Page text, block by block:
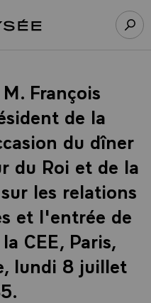
à l’accueil Élysée
François
de la
du dîner
du Roi et de la
les relations
et l'entrée de
CEE, Paris,
lundi 8 juillet